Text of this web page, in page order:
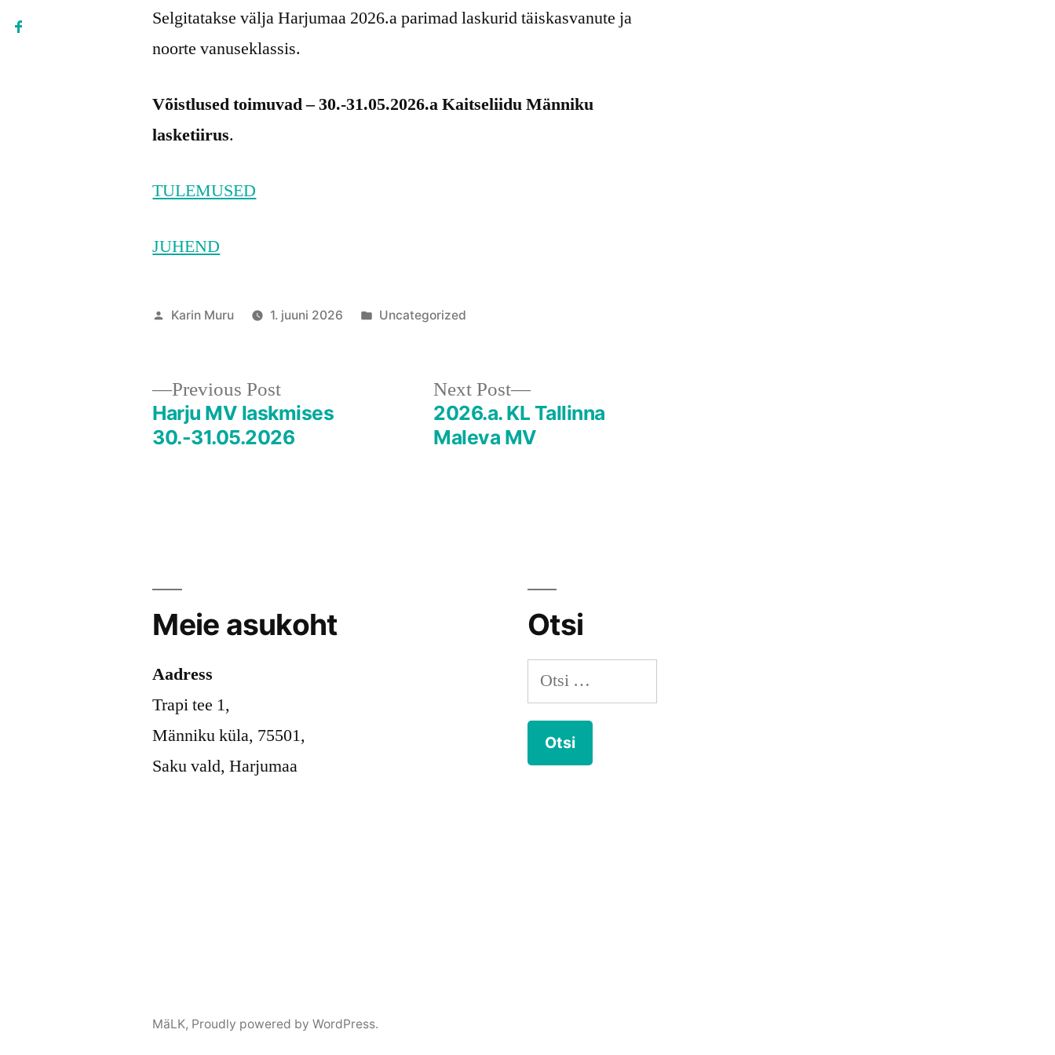
Selgitatakse välja Harjumaa 2026.a parimad laskurid täiskasvanute ja
noorte vanuseklassis.
Võistlused toimuvad – 30.-31.05.2026.a Kaitseliidu Männiku
lasketiirus.
TULEMUSED
JUHEND
Posted
Karin Muru 1. juuni 2026
Posted
Uncategorized
Navigeerimine
Previous PostPrevious
post:
Harju MV laskmises
30.-31.05.2026
Next Post
Next
post:
2026.a. KL Tallinna
Maleva MV
Meie asukoht
Aadress
Trapi tee 1,
Männiku küla, 75501,
Saku vald, Harjumaa
Otsi
Otsi:
MäLK, Proudly powered by WordPress.